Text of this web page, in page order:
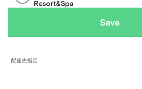
配達先指定